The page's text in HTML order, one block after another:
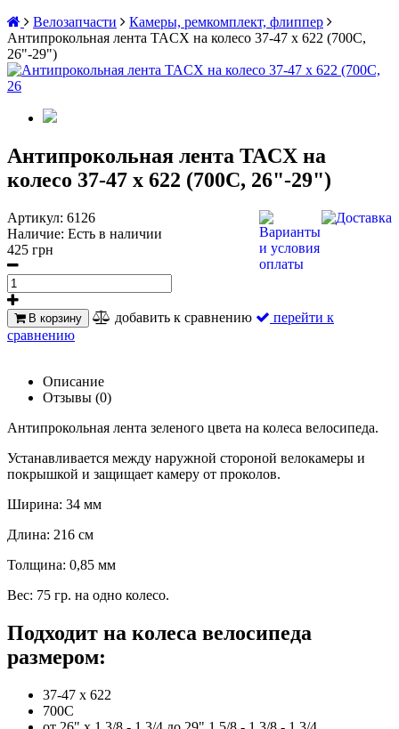
Велозапчасти
Камеры, ремкомплект, флиппер
Антипрокольная лента TACX на колесо 37-47 х 622 (700С,
26"-29")
Антипрокольная лента TACX на
колесо 37-47 х 622 (700С, 26"-29")
Артикул: 6126
Наличие: Есть в наличии
425 грн
В корзину добавить к сравнению
перейти к
сравнению
Описание
Отзывы (0)
Антипрокольная лента зеленого цвета на колеса велосипеда.
Устанавливается между наружной стороной велокамеры и
покрышкой и защищает камеру от проколов.
Ширина: 34 мм
Длина: 216 см
Толщина: 0,85 мм
Вес: 75 гр. на одно колесо.
Подходит на колеса велосипеда
размером:
37-47 х 622
700С